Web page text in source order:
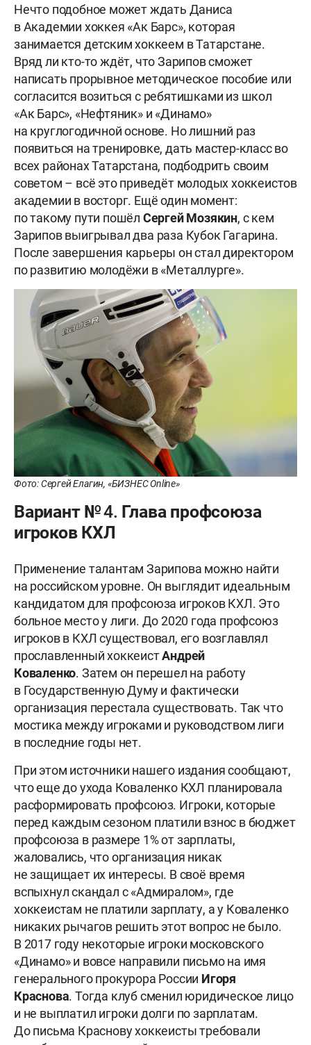
Нечто подобное может ждать Даниса
в Академии хоккея «Ак Барс», которая
занимается детским хоккеем в Татарстане.
Вряд ли кто-то ждёт, что Зарипов сможет
написать прорывное методическое пособие или
согласится возиться с ребятишками из школ
«Ак Барс», «Нефтяник» и «Динамо»
на круглогодичной основе. Но лишний раз
появиться на тренировке, дать мастер-класс во
всех районах Татарстана, подбодрить своим
советом – всё это приведёт молодых хоккеистов
академии в восторг. Ещё один момент:
по такому пути пошёл СергейМозякин, с кем
Зарипов выигрывал два раза Кубок Гагарина.
После завершения карьеры он стал директором
по развитию молодёжи в «Металлурге».
Фото: Сергей Елагин, «БИЗНЕС Online»
Вариант № 4. Глава профсоюза
игроков КХЛ
Применение талантам Зарипова можно найти
на российском уровне. Он выглядит идеальным
кандидатом для профсоюза игроков КХЛ. Это
больное место у лиги. До 2020 года профсоюз
игроков в КХЛ существовал, его возглавлял
прославленный хоккеистАндрей
Коваленко. Затем он перешел на работу
в Государственную Думу и фактически
организация перестала существовать. Так что
мостика между игроками и руководством лиги
в последние годы нет.
При этом источники нашего издания сообщают,
что еще до ухода Коваленко КХЛ планировала
расформировать профсоюз. Игроки, которые
перед каждым сезоном платили взнос в бюджет
профсоюза в размере 1% от зарплаты,
жаловались, что организация никак
не защищает их интересы. В своё время
вспыхнул скандал с «Адмиралом», где
хоккеистам не платили зарплату, а у Коваленко
никаких рычагов решить этот вопрос не было.
В 2017 году некоторые игроки московского
«Динамо» и вовсе направили письмо на имя
генерального прокурора России Игоря
Краснова. Тогда клуб сменил юридическое лицо
и не выплатил игроки долги по зарплатам.
До письма Краснову хоккеисты требовали